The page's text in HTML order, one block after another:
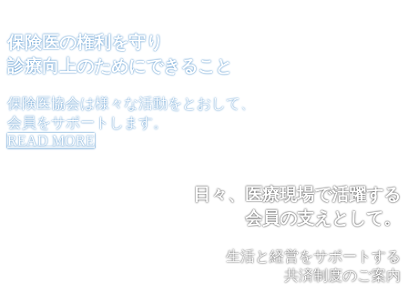
保険医の権利を守り
診療向上のためにできること
保険医協会は様々な活動をとおして、
会員をサポートします。
READ MORE
日々、医療現場で活躍する
会員の支えとして。
生活と経営をサポートする
共済制度のご案内